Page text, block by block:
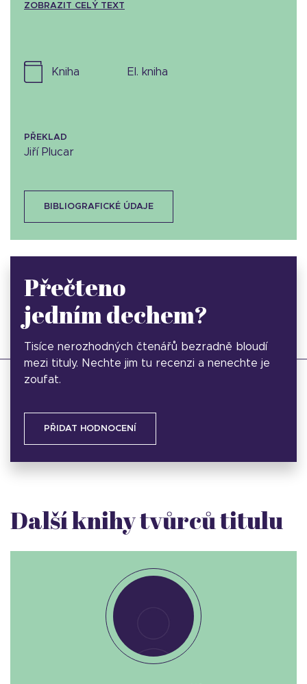
ZOBRAZIT CELÝ TEXT
kniha el. kniha
PŘEKLAD
Jiří Plucar
BIBLIOGRAFICKÉ ÚDAJE
Přečteno
jedním dechem?
Tisíce nerozhodných čtenářů bezradně bloudí
mezi tituly. Nechte jim tu recenzi a nenechte je
zoufat.
PŘIDAT HODNOCENÍ
Další knihy tvůrců titulu